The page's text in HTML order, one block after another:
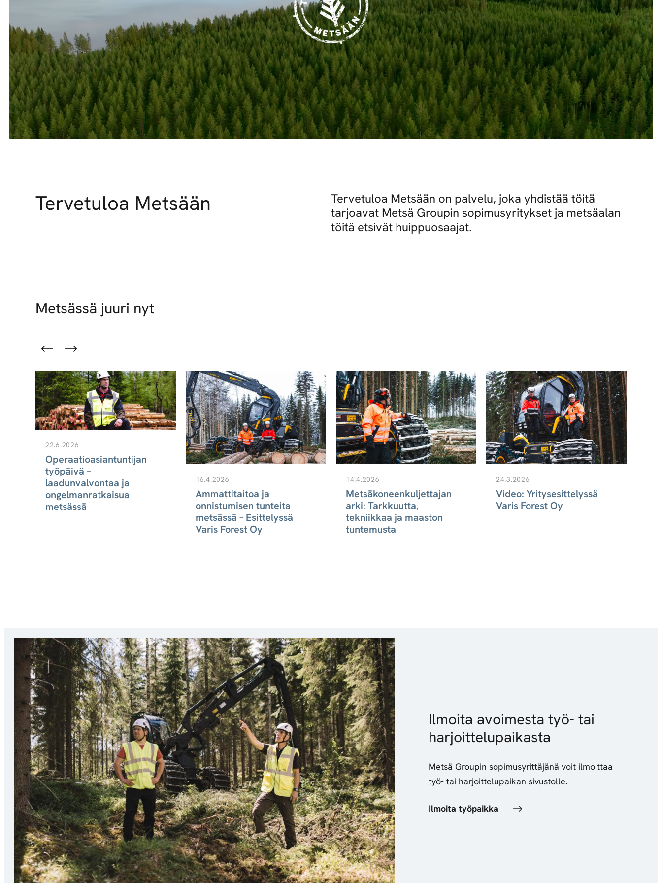
etsivät
huippuosaajat.
Tervetuloa Metsään
Tervetuloa Metsään on palvelu, joka yhdistää töitä
tarjoavat Metsä Groupin sopimusyritykset ja metsäalan
töitä etsivät huippuosaajat.
Metsässä juuri nyt
22.6.2026
Operaatioasiantuntijan
työpäivä –
laadunvalvontaa ja
ongelmanratkaisua
metsässä
16.4.2026
Ammattitaitoa ja
onnistumisen tunteita
metsässä – Esittelyssä
Varis Forest Oy
14.4.2026
Metsäkoneenkuljettajan
arki: Tarkkuutta,
tekniikkaa ja maaston
tuntemusta
24.3.2026
Video: Yritysesittelyssä
Varis Forest Oy
Ilmoita avoimesta työ- tai
harjoittelupaikasta
Metsä Groupin sopimusyrittäjänä voit ilmoittaa
työ- tai harjoittelupaikan sivustolle.
Ilmoita työpaikka